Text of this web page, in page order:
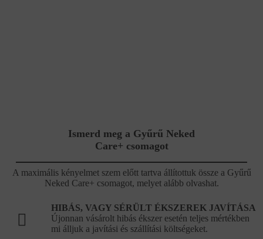
Ismerd meg a Gyűrű Neked
Care+ csomagot
A maximális kényelmet szem előtt tartva állítottuk össze a Gyűrű
Neked Care+ csomagot, melyet alább olvashat.
HIBÁS, VAGY SÉRÜLT ÉKSZEREK JAVÍTÁSA
Újonnan vásárolt hibás ékszer esetén teljes mértékben
mi álljuk a javítási és szállítási költségeket.